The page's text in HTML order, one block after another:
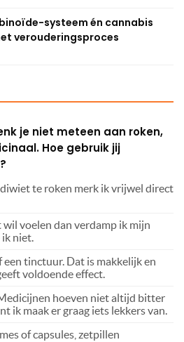
systeem én cannabis
verouderingsproces
je niet meteen aan roken,
Hoe gebruik jij
te roken merk ik vrijwel direct
wil voelen dan verdamp ik mijn
niet.
tinctuur. Dat is makkelijk en
voldoende effect.
hoeven niet altijd bitter
ik maak er graag iets lekkers van.
of capsules, zetpillen